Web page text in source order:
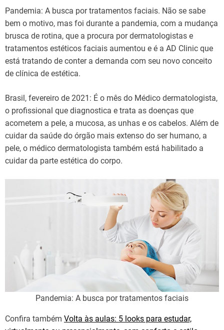
Pandemia: A busca por tratamentos faciais. Não se sabe
bem o motivo, mas foi durante a pandemia, com a mudança
brusca de rotina, que a procura por dermatologistas e
tratamentos estéticos faciais aumentou e é a AD Clinic que
está tratando de conter a demanda com seu novo conceito
de clínica de estética.
Brasil, fevereiro de 2021: É o mês do Médico dermatologista,
o profissional que diagnostica e trata as doenças que
acometem a pele, a mucosa, as unhas e os cabelos. Além de
cuidar da saúde do órgão mais extenso do ser humano, a
pele, o médico dermatologista também está habilitado a
cuidar da parte estética do corpo.
Pandemia: A busca por tratamentos faciais
Confira também Volta às aulas: 5 looks para estudar,